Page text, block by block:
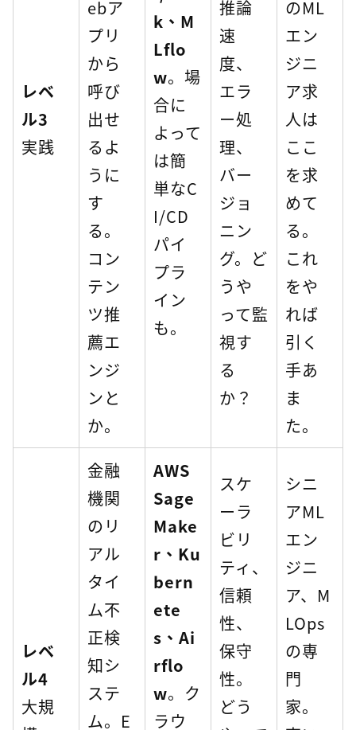
レベ
ル3
実践
ebア
プリ
から
呼び
出せ
るよ
うに
す
る。
コン
テン
ツ推
薦エ
ンジ
ンと
か。
k、M
Lflo
w。場
合に
よって
は簡
単なC
I/CD
パイ
プラ
イン
も。
推論
速
度、
エラ
ー処
理、
バー
ジョ
ニン
グ。ど
うや
って監
視す
る
か？
のML
エン
ジニ
ア求
人は
ここ
を求
めて
る。
これ
をや
れば
引く
手あ
ま
た。
レベ
ル4
大規
金融
機関
のリ
アル
タイ
ム不
正検
知シ
ステ
ム。E
AWS
Sage
Make
r、Ku
bern
ete
s、Ai
rflo
w。ク
ラウ
スケ
ーラ
ビリ
ティ、
信頼
性、
保守
性。
どう
シニ
アML
エン
ジニ
ア、M
LOps
の専
門
家。